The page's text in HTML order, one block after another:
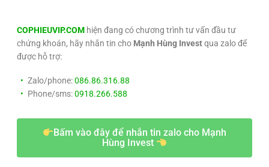
COPHIEUVIP.COM hiện đang có chương trình tư vấn đầu tư
chứng khoán, hãy nhắn tin cho Mạnh Hùng Investqua zalo để
được hỗ trợ:
Zalo/phone:086.86.316.88
Phone/sms:0918.266.588
Bấm vào đây để nhắn tin zalo cho Mạnh
Hùng Invest